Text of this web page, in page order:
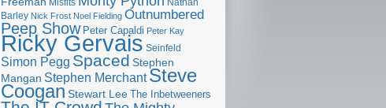
Misfits
Nathan
Barley Nick Frost Noel Fielding Outnumbered
Peep Show Peter Capaldi Peter Kay
Ricky Gervais Seinfeld
Simon Pegg Spaced Stephen
Mangan Stephen Merchant Steve
CooganStewart Lee The Inbetweeners